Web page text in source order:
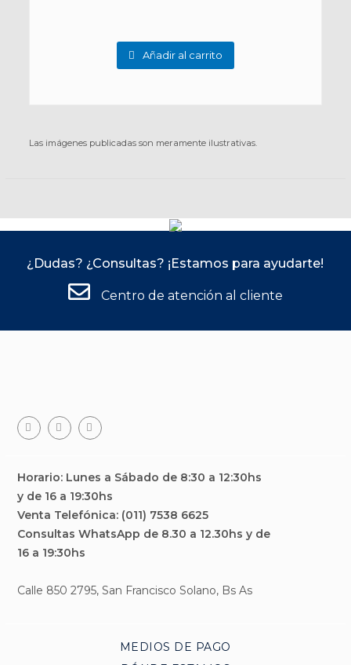
Añadir al carrito
Las imágenes publicadas son meramente ilustrativas.
¿Dudas? ¿Consultas? ¡Estamos para ayudarte!
Centro de atención al cliente
Horario: Lunes a Sábado de 8:30 a 12:30hs
y de 16 a 19:30hs
Venta Telefónica: (011) 7538 6625
Consultas WhatsApp de 8.30 a 12.30hs y de
16 a 19:30hs
Calle 850 2795, San Francisco Solano, Bs As
MEDIOS DE PAGO